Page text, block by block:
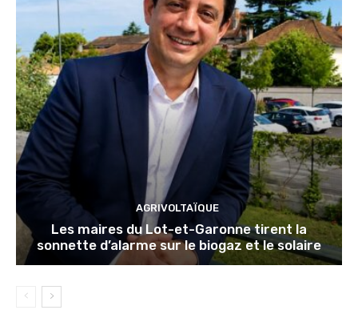
AGRIVOLTAÏQUE
Les maires du Lot-et-Garonne tirent la
sonnette d’alarme sur le biogaz et le solaire